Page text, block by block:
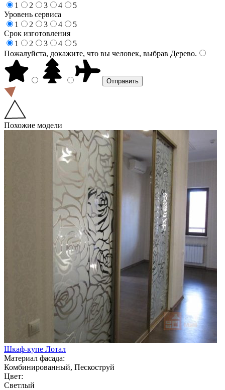
1
2 3 4
5
Уровень сервиса
1
2 3 4
5
Срок изготовления
1
2 3 4
5
Пожалуйста, докажите, что вы человек, выбрав Дерево.
Похожие модели
Шкаф-купе Лотал
Материал фасада:
Комбинированный, Пескоструй
Цвет:
Светлый